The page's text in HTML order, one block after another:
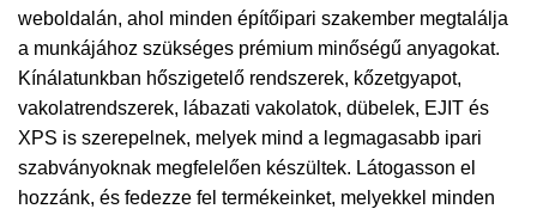
weboldalán, ahol minden építőipari szakember megtalálja
a munkájához szükséges prémium minőségű anyagokat.
Kínálatunkban hőszigetelő rendszerek, kőzetgyapot,
vakolatrendszerek, lábazati vakolatok, dübelek, EJIT és
XPS is szerepelnek, melyek mind a legmagasabb ipari
szabványoknak megfelelően készültek. Látogasson el
hozzánk, és fedezze fel termékeinket, melyekkel minden